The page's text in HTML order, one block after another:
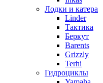
Лодки и катера
Linder
Тактика
Беркут
Barents
Grizzly
Terhi
Гидроциклы